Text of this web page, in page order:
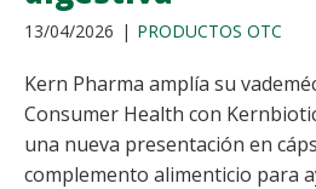
13/04/2026 PRODUCTOS OTC
Kern Pharma amplía su
Consumer Health con
una nueva presentación en
complemento alimenticio para